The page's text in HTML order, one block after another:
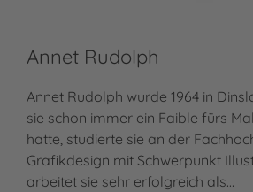
Annet Rudolph
Annet Rudolph wurde 1964 in
sie schon immer ein Faible fürs
hatte, studierte sie an der
Grafikdesign mit Schwerpunkt
arbeitet sie sehr erfolgreich als…